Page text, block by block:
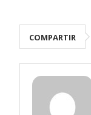
COMPARTIR